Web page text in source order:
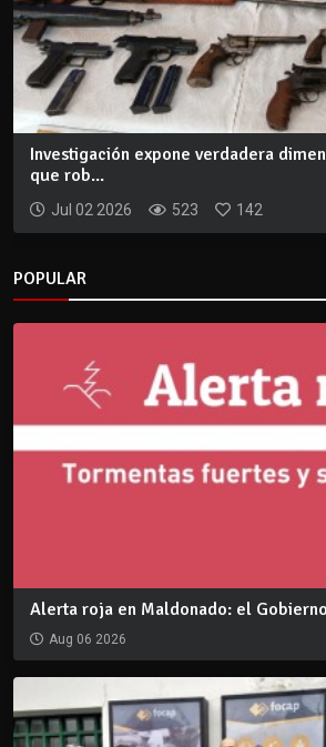
Investigación expone verdadera
que rob...
Jul 02 2026 523 142
POPULAR
Alerta roja en Maldonado: el
Aug 06 2026